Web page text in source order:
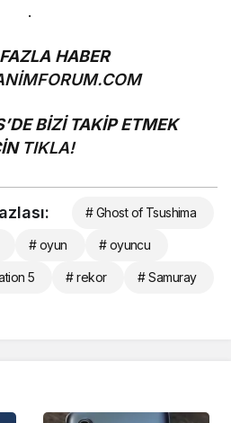
.
HABER
BİZİ TAKİP ETMEK
TIKLA!
# Ghost of Tsushima
# oyun # oyuncu
5 # rekor # Samuray